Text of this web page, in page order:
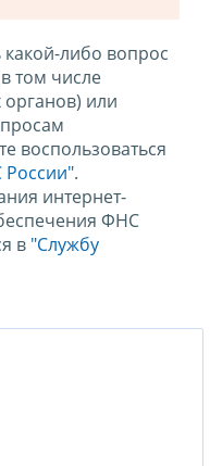
либо вопрос
том числе
или
воспользоваться
России".
интернет-
ФНС
в "Службу